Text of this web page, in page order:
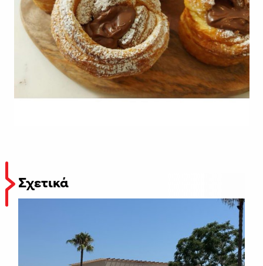
Σχετικά